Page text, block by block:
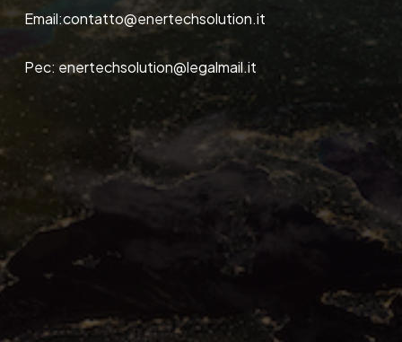
Email:contatto@enertechsolution.it
Pec: enertechsolution@legalmail.it